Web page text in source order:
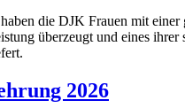
die DJK Frauen mit einer
überzeugt und eines ihrer
2026